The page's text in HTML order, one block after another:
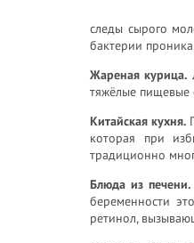
следы сырого
бактерии
Жареная курица.
тяжёлые пищевые
Китайская кухня.
которая при
традиционно
Блюда из печени.
беременности
ретинол,